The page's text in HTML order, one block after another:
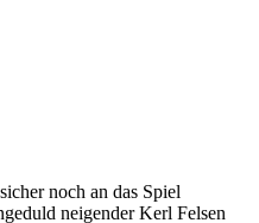
noch an das Spiel
neigender Kerl Felsen